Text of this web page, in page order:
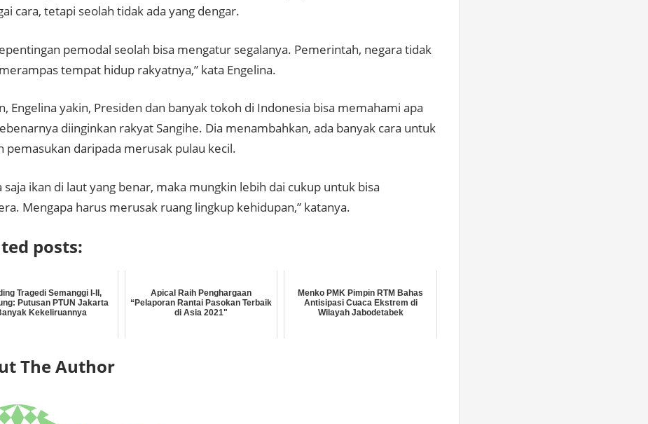
cara, tetapi seolah tidak ada yang dengar.
pemodal seolah bisa mengatur segalanya. Pemerintah, negara tidak
tempat hidup rakyatnya,” kata Engelina.
Engelina yakin, Presiden dan banyak tokoh di Indonesia bisa memahami apa
diinginkan rakyat Sangihe. Dia menambahkan, ada banyak cara untuk
pemasukan daripada merusak pulau kecil.
saja ikan di laut yang benar, maka mungkin lebih dai cukup untuk bisa
Mengapa harus merusak ruang lingkup kehidupan,” katanya.
posts:
Tragedi Semanggi I-II,
Putusan PTUN Jakarta
Kekeliruannya
Apical Raih Penghargaan
“Pelaporan Rantai Pasokan Terbaik
di Asia 2021"
Menko PMK Pimpin RTM Bahas
Antisipasi Cuaca Ekstrem di
Wilayah Jabodetabek
The Author